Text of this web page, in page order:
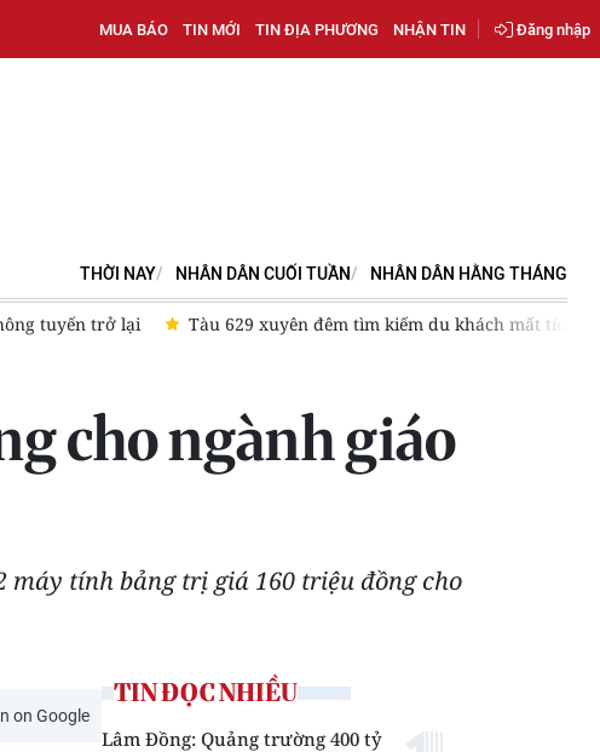
MUA BÁO TIN MỚI TIN ĐỊA PHƯƠNG NHẬN TIN Đăng nhập
THỜI NAY NHÂN DÂN CUỐI TUẦN NHÂN DÂN HẰNG THÁNG
Đà Nẵng Lâm Đồng: “Chiến dịch 500 ngày đêm” dự kiến về đích
cho ngành giáo
máy tính bảng trị giá 160 triệu đồng cho
on Google
TIN ĐỌC NHIỀU
Lâm Đồng: Quảng trường 400 tỷ